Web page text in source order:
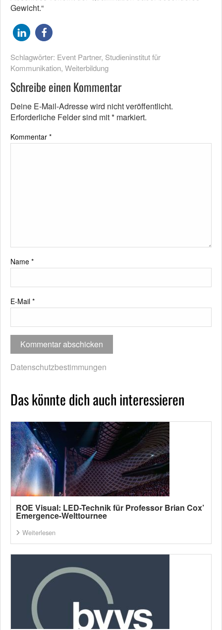
Gewicht.“
Schlagwörter: Event Partner, Studieninstitut für
Kommunikation, Weiterbildung
Schreibe einen Kommentar
Deine E-Mail-Adresse wird nicht veröffentlicht.
Erforderliche Felder sind mit* markiert.
Kommentar *
Name *
E-Mail *
Datenschutzbestimmungen
Das könnte dich auch interessieren
ROE Visual: LED-Technik für Professor Brian Cox’
Emergence-Welttournee
Weiterlesen